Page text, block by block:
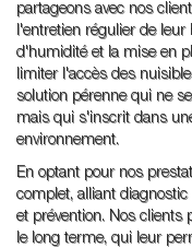
partageons avec nos
l'entretien régulier de
d'humidité et la mise en
limiter l'accès des
solution pérenne qui ne
mais qui s'inscrit dans
environnement.
En optant pour nos
complet, alliant
et prévention. Nos clients
le long terme, qui leur